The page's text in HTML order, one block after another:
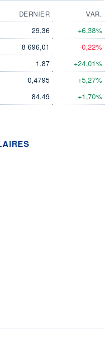
DERNIER
VAR.
29,36 +6,38%
8 696,01 -0,22%
1,87 +24,01%
0,4795 +5,27%
84,49 +1,70%